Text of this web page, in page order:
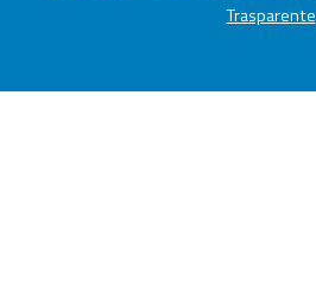
Trasparente